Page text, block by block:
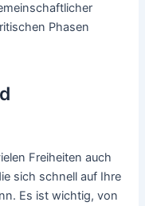
Phasen
Freiheiten auch
sich schnell auf Ihre
Es ist wichtig, von